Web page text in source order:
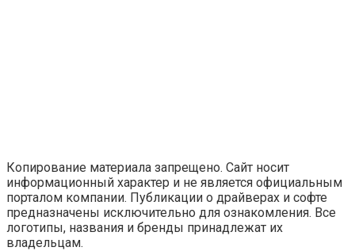
Копирование материала запрещено. Сайт носит
информационный характер и не является официальным
порталом компании. Публикации о драйверах и софте
предназначены исключительно для ознакомления. Все
логотипы, названия и бренды принадлежат их
владельцам.